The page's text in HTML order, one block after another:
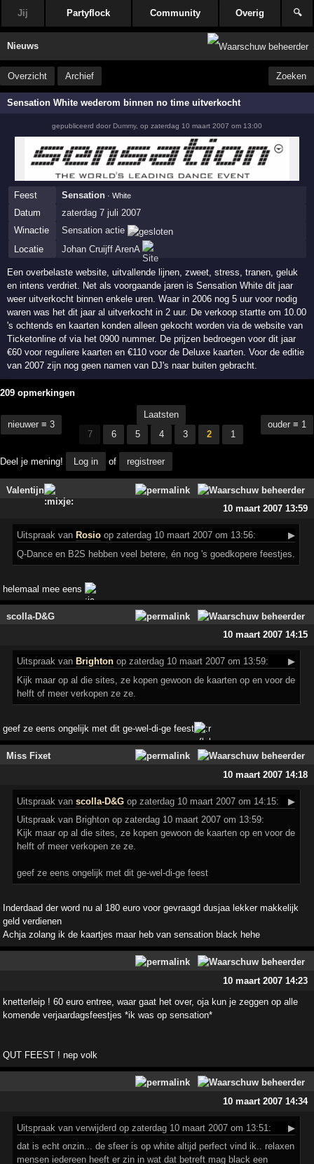
Jij Partyflock Community Overig 🔍
Nieuws
Overzicht Archief Zoeken
Sensation White wederom binnen no time uitverkocht
gepubliceerd door Dummy, op zaterdag 10 maart 2007 om 13:00
Feest Sensation · White
Datum
zaterdag 7 juli 2007
Winactie
Sensation actie
Locatie
Johan Cruijff ArenA
Een overbelaste website, uitvallende lijnen, zweet, stress, tranen, geluk
en intens verdriet. Net als voorgaande jaren is Sensation White dit jaar
weer uitverkocht binnen enkele uren. Waar in 2006 nog 5 uur voor nodig
waren was het dit jaar al uitverkocht in 2 uur. De verkoop startte om 10.00
's ochtends en kaarten konden alleen gekocht worden via de website van
Ticketonline of via het 0900 nummer. De prijzen bedroegen voor dit jaar
€60 voor reguliere kaarten en €110 voor de Deluxe kaarten. Voor de editie
van 2007 zijn nog geen namen van DJ's naar buiten gebracht.
209 opmerkingen
nieuwer ≡ 3
Laatsten
7
6 5 4 3 2 1
ouder ≡ 1
Deel je mening! Log in of registreer
Valentijn
10 maart 2007 13:59
Uitspraak van Rosio op zaterdag 10 maart 2007 om 13:56:
▶
Q-Dance en B2S hebben veel betere, én nog 's goedkopere feestjes.
helemaal mee eens
scolla-D&G
10 maart 2007 14:15
Uitspraak van Brighton op zaterdag 10 maart 2007 om 13:59:
▶
Kijk maar op al die sites, ze kopen gewoon de kaarten op en voor de
helft of meer verkopen ze ze.
geef ze eens ongelijk met dit ge-wel-di-ge feest
Miss Fixet
10 maart 2007 14:18
Uitspraak vanscolla-D&G op zaterdag 10 maart 2007 om 14:15:
▶
Uitspraak van Brighton op zaterdag 10 maart 2007 om 13:59:
Kijk maar op al die sites, ze kopen gewoon de kaarten op en voor de
helft of meer verkopen ze ze.
geef ze eens ongelijk met dit ge-wel-di-ge feest
Inderdaad der word nu al 180 euro voor gevraagd dusjaa lekker makkelijk
geld verdienen
Achja zolang ik de kaartjes maar heb van sensation black hehe
10 maart 2007 14:23
knetterleip ! 60 euro entree, waar gaat het over, oja kun je zeggen op alle
komende verjaardagsfeestjes *ik was op sensation*
QUT FEEST ! nep volk
10 maart 2007 14:34
Uitspraak van verwijderd op zaterdag 10 maart 2007 om 13:51:
▶
dat is echt onzin... de sfeer is op white altijd perfect vind ik.. relaxen
mensen iedereen heeft er zin in wat dat betreft mag black een